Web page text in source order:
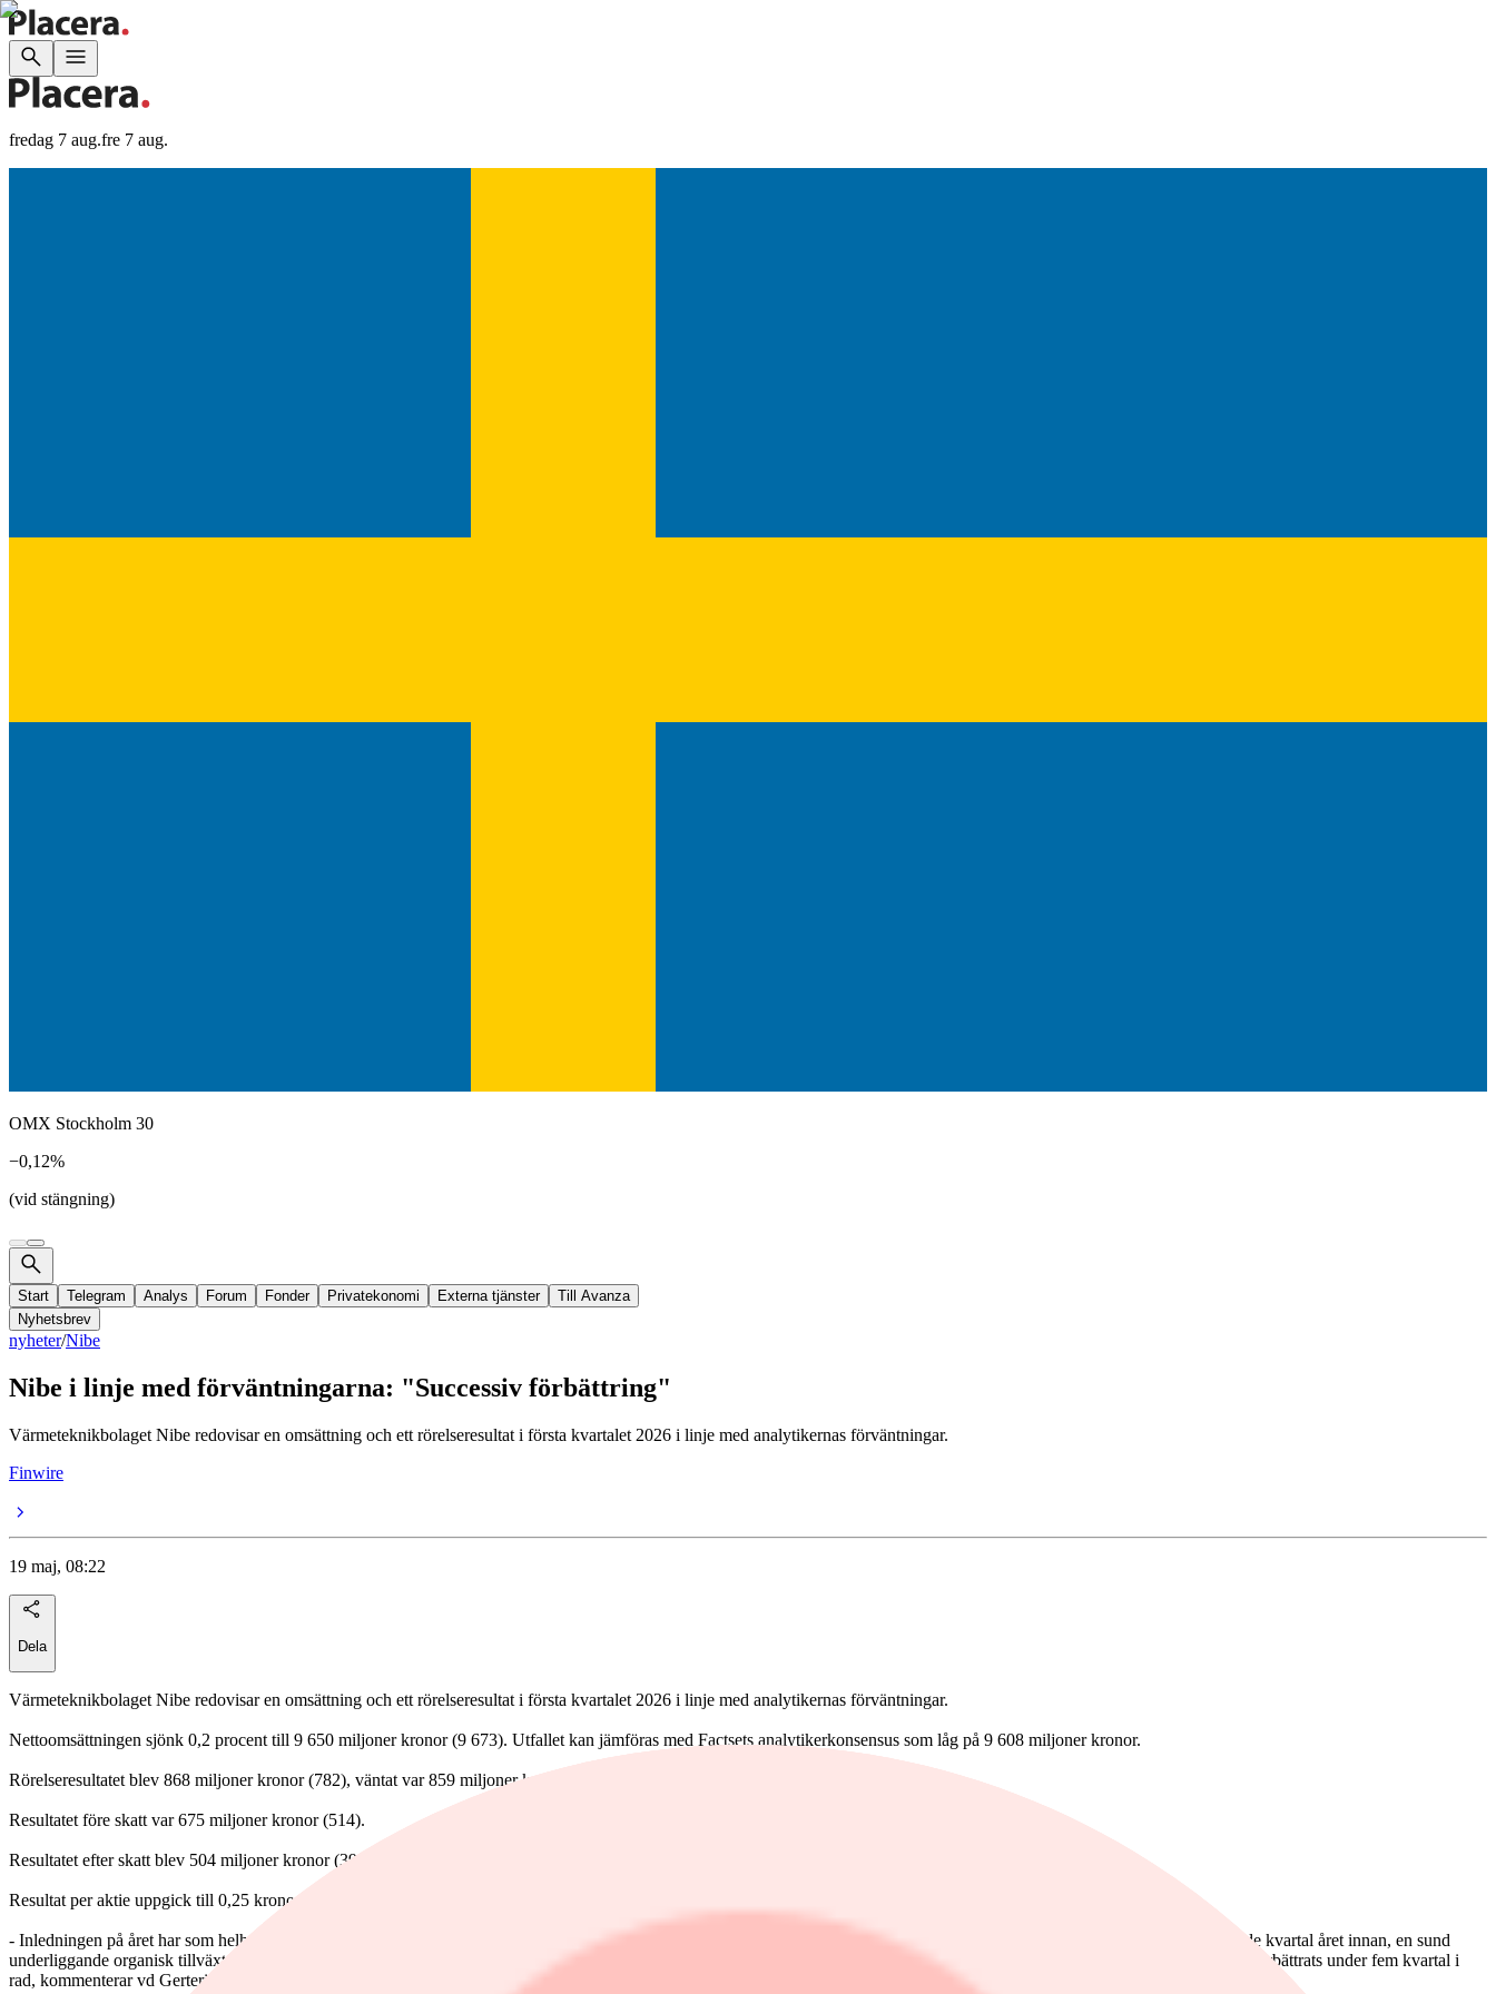
fredag 7 aug.fre 7 aug.
OMX Stockholm 30
−0,12%
(vid stängning)
Start Telegram Analys Forum Fonder Privatekonomi Externa tjänster
Till Avanza
Nyhetsbrev
nyheter/Nibe
Nibe i linje med förväntningarna: "Successiv förbättring"
Värmeteknikbolaget Nibe redovisar en omsättning och ett rörelseresultat i första kvartalet 2026 i linje med analytikernas förväntningar.
Finwire
19 maj, 08:22
Dela
Värmeteknikbolaget Nibe redovisar en omsättning och ett rörelseresultat i första kvartalet 2026 i linje med analytikernas förväntningar.
Nettoomsättningen sjönk 0,2 procent till 9 650 miljoner kronor (9 673). Utfallet kan jämföras med Factsets analytikerkonsensus som låg på 9 608 miljoner kronor.
Rörelseresultatet blev 868 miljoner kronor (782), väntat var 859 miljoner kronor. Rörelsemarginalen var 9,0 procent (8,1).
Resultatet före skatt var 675 miljoner kronor (514).
Resultatet efter skatt blev 504 miljoner kronor (391).
Resultat per aktie uppgick till 0,25 kronor (0,19).
- Inledningen på året har som helhet haft en fortsatt stabil utveckling vad gäller såväl efterfrågan som resultat. För femte kvartalet i rad uppvisar vi, vid jämförelse med motsvarande kvartal året innan, en sund
underliggande organisk tillväxt även om den starkare svenska kronan förtar denna utveckling. Vid motsvarande jämförelse har även rörelseresultat och rörelsemarginal successivt förbättrats under fem kvartal i
rad, kommenterar vd Gerteric Lindquist i delårsrapporten.